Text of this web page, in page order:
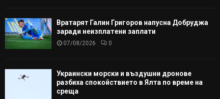
Вратарят Галин Григоров напусна Добруджа
заради неизплатени заплати
07/08/2026 0
Украински морски и въздушни дронове
разбиха спокойствието в Ялта по време на
среща